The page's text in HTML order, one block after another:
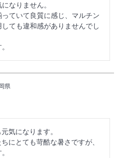
なりません。
ていて良質に感じ、マルチン
ても違和感がありませんでし
県
気になります。
にとても苛酷な暑さですが、